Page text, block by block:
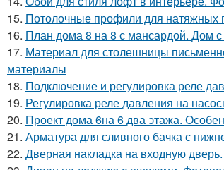
15. Потолочные профили для натяжных
16. План дома 8 на 8 с мансардой. Дом
17. Материал для столешницы
материалы
18. Подключение и регулировка реле
19. Регулировка реле давления на
20. Проект дома 6на 6 два этажа.
21. Арматура для сливного бачка с
22. Дверная накладка на входную